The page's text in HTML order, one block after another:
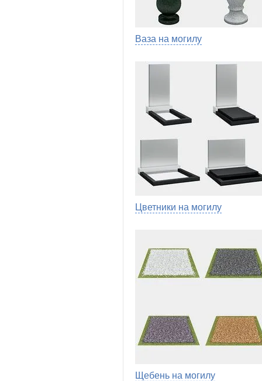
Ваза на могилу
Цветники на могилу
Щебень на могилу